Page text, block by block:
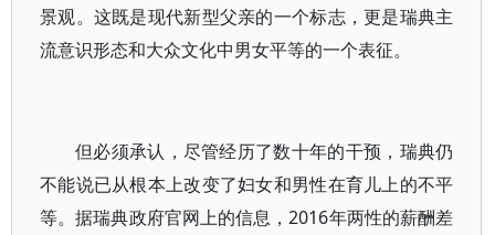
景观。这既是现代新型父亲的一个标志，更是瑞典主
流意识形态和大众文化中男女平等的一个表征。
但必须承认，尽管经历了数十年的干预，瑞典仍
不能说已从根本上改变了妇女和男性在育儿上的不平
等。据瑞典政府官网上的信息，2016年两性的薪酬差